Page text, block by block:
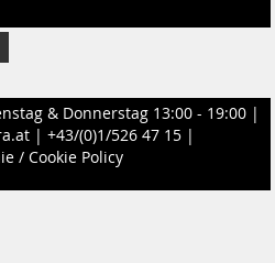
& Donnerstag 13:00 - 19:00 |
| +43/(0)1/526 47 15 |
/ Cookie Policy